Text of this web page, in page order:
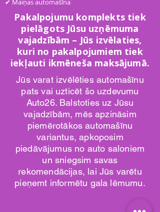
✔ Maiņas automašīna
Pakalpojumu komplekts tiek
pielāgots Jūsu uzņēmuma
vajadzībām – Jūs izvēlaties,
kuri no pakalpojumiem tiek
iekļauti ikmēneša maksājumā.
Jūs varat izvēlēties automašīnu
pats vai uzticēt šo uzdevumu
Auto26. Balstoties uz Jūsu
vajadzībām, mēs apzināsim
piemērotākos automašīnu
variantus, apkoposim
piedāvājumus no auto saloniem
un sniegsim savas
rekomendācijas, lai Jūs varētu
pieņemt informētu gala lēmumu.